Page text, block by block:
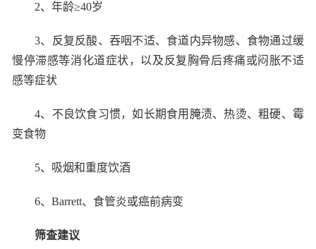
2、年龄≥40岁
3、反复反酸、吞咽不适、食道内异物感、食物通过缓
慢停滞感等消化道症状，以及反复胸骨后疼痛或闷胀不适
感等症状
4、不良饮食习惯，如长期食用腌渍、热烫、粗硬、霉
变食物
5、吸烟和重度饮酒
6、 Barrett、食管炎或癌前病变
筛查建议